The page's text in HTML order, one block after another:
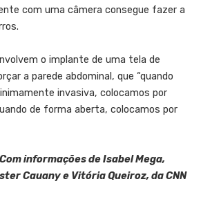
com uma câmera consegue fazer a
o implante de uma tela de
a parede abdominal, que “quando
invasiva, colocamos por
de forma aberta, colocamos por
informações de Isabel Mega,
Cauany e Vitória Queiroz, da CNN